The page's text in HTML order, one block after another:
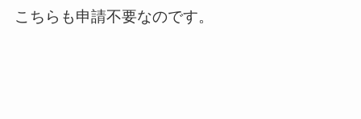
こちらも申請不要なのです。